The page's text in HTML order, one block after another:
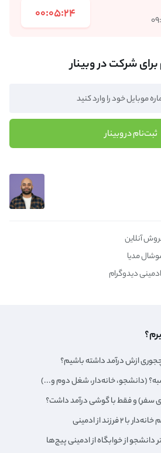
00:05:24
شرکت در وبینار
ثبت‌نام در وبینار
دیدوگرام
ازش درآمد داشته باشیم؟
(دانشجو، خانه‌دار،‌ شغل دوم و...)
سفر) و فقط با گوشی درآمد داشت؟